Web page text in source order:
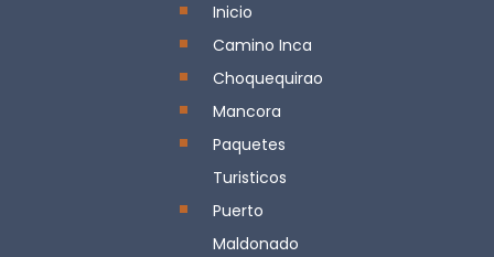
Inicio
Camino Inca
Choquequirao
Mancora
Paquetes
Turisticos
Puerto
Maldonado